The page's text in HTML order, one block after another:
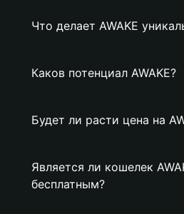
Что делает AWAKE
Каков потенциал AWAKE?
Будет ли расти цена на
Является ли кошелек
бесплатным?